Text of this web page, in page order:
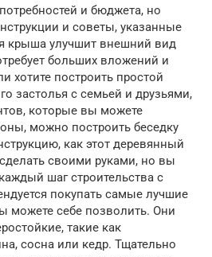
и бюджета, но
и советы, указанные
крыша улучшит внешний вид
больших вложений и
хотите построить простой
застолья с семьей и друзьями,
которые вы можете
можно построить беседку
как этот деревянный
своими руками, но вы
шаг строительства с
покупать самые лучшие
можете себе позволить. Они
такие как
сосна или кедр. Тщательно